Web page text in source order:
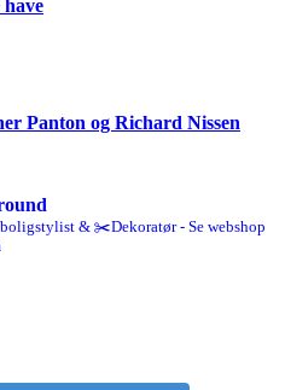
Panton og Richard Nissen
& ✂️Dekoratør - Se webshop